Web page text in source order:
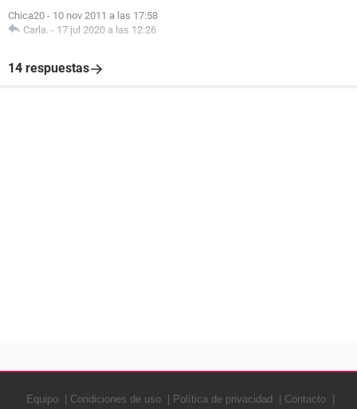
Chica20 - 10 nov 2011 a las 17:58
Carla. - 17 jul 2020 a las 12:26
14 respuestas
Equipo Condiciones de uso Política de privacidad Contacto